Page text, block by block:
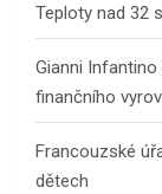
Teploty nad 32
Gianni
finančního
Francouzské
dětech